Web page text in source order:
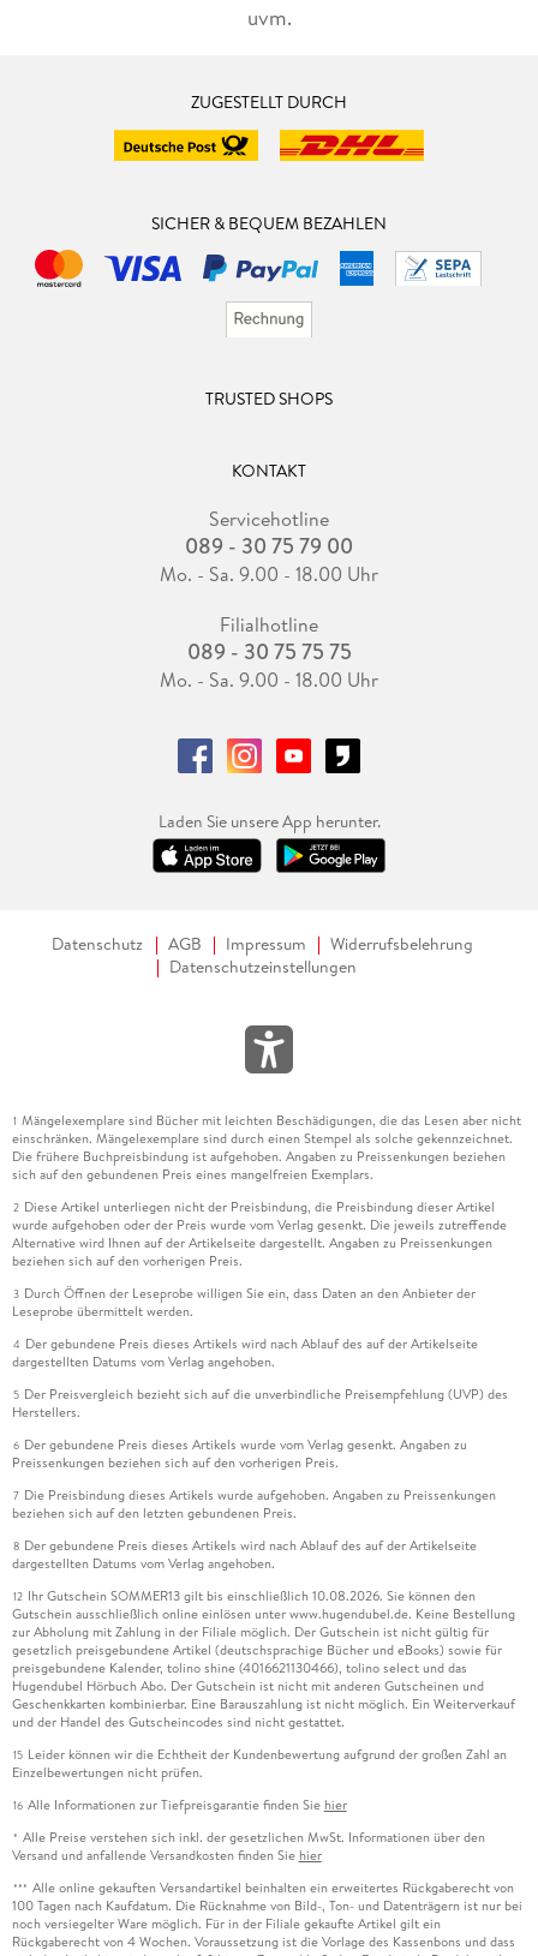
uvm.
ZUGESTELLT DURCH
SICHER & BEQUEM BEZAHLEN
TRUSTED SHOPS
KONTAKT
Servicehotline
089 - 30 75 79 00
Mo. - Sa. 9.00 - 18.00 Uhr
Filialhotline
089 - 30 75 75 75
Mo. - Sa. 9.00 - 18.00 Uhr
Laden Sie unsere App herunter.
Datenschutz AGB Impressum
Widerrufsbelehrung
Datenschutzeinstellungen
1 Mängelexemplare sind Bücher mit leichten Beschädigungen, die das Lesen aber nicht
einschränken. Mängelexemplare sind durch einen Stempel als solche gekennzeichnet.
Die frühere Buchpreisbindung ist aufgehoben. Angaben zu Preissenkungen beziehen
sich auf den gebundenen Preis eines mangelfreien Exemplars.
2 Diese Artikel unterliegen nicht der Preisbindung, die Preisbindung dieser Artikel
wurde aufgehoben oder der Preis wurde vom Verlag gesenkt. Die jeweils zutreffende
Alternative wird Ihnen auf der Artikelseite dargestellt. Angaben zu Preissenkungen
beziehen sich auf den vorherigen Preis.
3 Durch Öffnen der Leseprobe willigen Sie ein, dass Daten an den Anbieter der
Leseprobe übermittelt werden.
4 Der gebundene Preis dieses Artikels wird nach Ablauf des auf der Artikelseite
dargestellten Datums vom Verlag angehoben.
5 Der Preisvergleich bezieht sich auf die unverbindliche Preisempfehlung (UVP) des
Herstellers.
6 Der gebundene Preis dieses Artikels wurde vom Verlag gesenkt. Angaben zu
Preissenkungen beziehen sich auf den vorherigen Preis.
7 Die Preisbindung dieses Artikels wurde aufgehoben. Angaben zu Preissenkungen
beziehen sich auf den letzten gebundenen Preis.
8 Der gebundene Preis dieses Artikels wird nach Ablauf des auf der Artikelseite
dargestellten Datums vom Verlag angehoben.
12 Ihr Gutschein SOMMER13 gilt bis einschließlich 10.08.2026. Sie können den
Gutschein ausschließlich online einlösen unter www.hugendubel.de. Keine Bestellung
zur Abholung mit Zahlung in der Filiale möglich. Der Gutschein ist nicht gültig für
gesetzlich preisgebundene Artikel (deutschsprachige Bücher und eBooks) sowie für
preisgebundene Kalender, tolino shine (4016621130466), tolino select und das
Hugendubel Hörbuch Abo. Der Gutschein ist nicht mit anderen Gutscheinen und
Geschenkkarten kombinierbar. Eine Barauszahlung ist nicht möglich. Ein Weiterverkauf
und der Handel des Gutscheincodes sind nicht gestattet.
15 Leider können wir die Echtheit der Kundenbewertung aufgrund der großen Zahl an
Einzelbewertungen nicht prüfen.
16 Alle Informationen zur Tiefpreisgarantie finden Sie hier
* Alle Preise verstehen sich inkl. der gesetzlichen MwSt. Informationen über den
Versand und anfallende Versandkosten finden Sie hier
*** Alle online gekauften Versandartikel beinhalten ein erweitertes Rückgaberecht von
100 Tagen nach Kaufdatum. Die Rücknahme von Bild-, Ton- und Datenträgern ist nur bei
noch versiegelter Ware möglich. Für in der Filiale gekaufte Artikel gilt ein
Rückgaberecht von 4 Wochen. Voraussetzung ist die Vorlage des Kassenbons und dass